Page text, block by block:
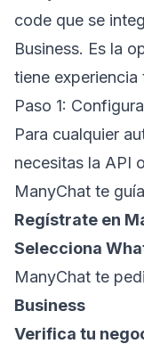
code que se
Business. Es la
tiene experiencia
Paso 1:
Para cualquier
necesitas la API
ManyChat te
Regístrate en
Selecciona
ManyChat te
Business
Verifica tu